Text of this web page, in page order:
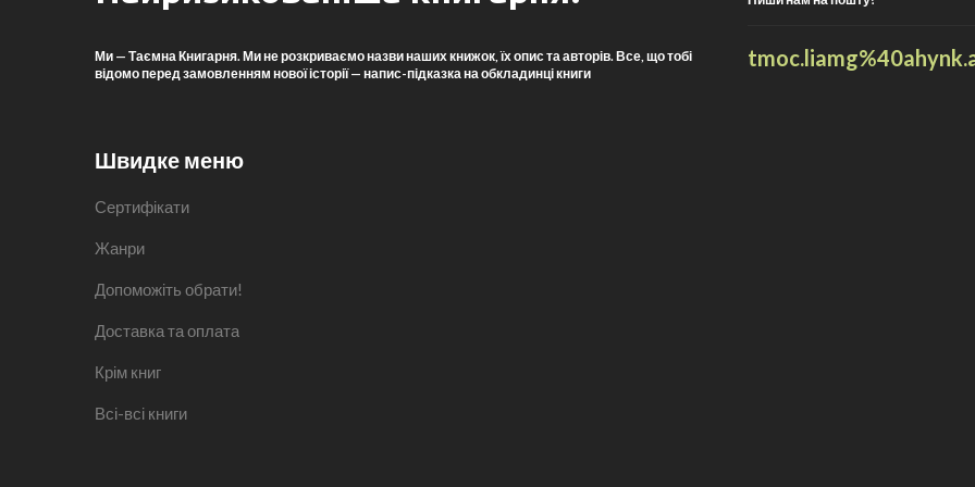
Ми — Таємна Книгарня. Ми не розкриваємо назви наших книжок, їх опис та авторів. Все, що тобі
відомо перед замовленням нової історії — напис-підказка на обкладинці книги
t
Швидке меню
Сертифікати
Жанри
Допоможіть обрати!
Доставка та оплата
Крім книг
Всі-всі книги